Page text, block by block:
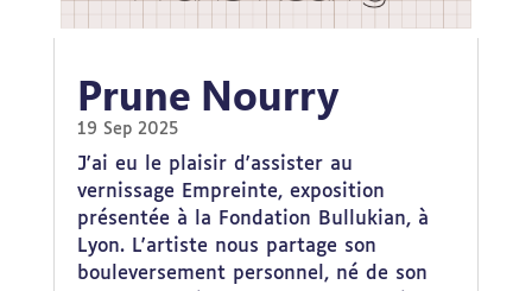
Prune Nourry
19 Sep 2025
J'ai eu le plaisir d'assister au
vernissage Empreinte, exposition
présentée à la Fondation Bullukian, à
Lyon. L'artiste nous partage son
bouleversement personnel, né de son